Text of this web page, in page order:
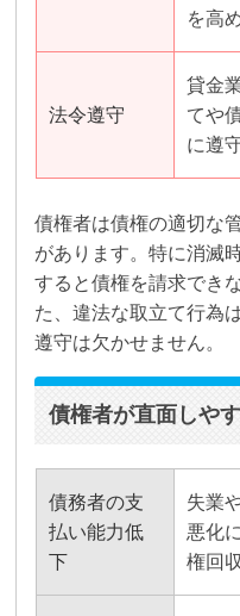
を高
法令遵守
貸金
てや
に遵
債権者は債権の適切な
があります。特に消滅
すると債権を請求でき
た、違法な取立て行為
遵守は欠かせません。
債権者が直面しや
債務者の支
払い能力低
下
失業
悪化
権回